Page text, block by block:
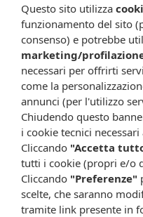
Resta in contatto:
Presta il consenso al
parte di Farmacia
attraverso e-mail,
automatizzati o
operatore), di
comunicazione
di mercato e di
Questo sito utilizza
funzionamento del sito
consenso) e potrebbe
marketing/
necessari per offrirti
come la
annunci (per l'utilizzo
Chiudendo questo
i cookie tecnici
Cliccando "Accetta
tutti i cookie (propri e/o
Cliccando "Preferenze"
scelte, che saranno
tramite link presente in